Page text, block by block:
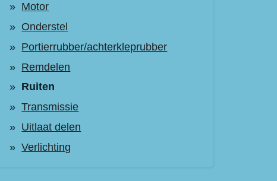
Motor
Onderstel
Portierrubber/achterkleprubber
Remdelen
Ruiten
Transmissie
Uitlaat delen
Verlichting